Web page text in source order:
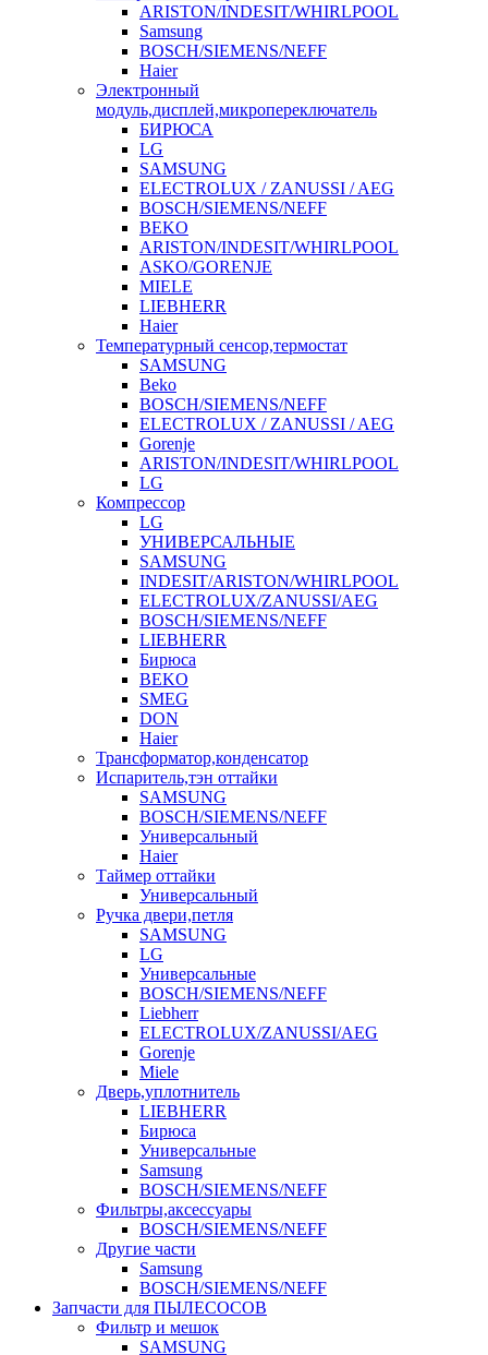
ARISTON/INDESIT/WHIRLPOOL
Samsung
BOSCH/SIEMENS/NEFF
Haier
Электронный
модуль,дисплей,микропереключатель
БИРЮСА
LG
SAMSUNG
ELECTROLUX / ZANUSSI / AEG
BOSCH/SIEMENS/NEFF
BEKO
ARISTON/INDESIT/WHIRLPOOL
ASKO/GORENJE
MIELE
LIEBHERR
Haier
Температурный сенсор,термостат
SAMSUNG
Beko
BOSCH/SIEMENS/NEFF
ELECTROLUX / ZANUSSI / AEG
Gorenje
ARISTON/INDESIT/WHIRLPOOL
LG
Компрессор
LG
УНИВЕРСАЛЬНЫЕ
SAMSUNG
INDESIT/ARISTON/WHIRLPOOL
ELECTROLUX/ZANUSSI/AEG
BOSCH/SIEMENS/NEFF
LIEBHERR
Бирюса
BEKO
SMEG
DON
Haier
Трансформатор,конденсатор
Испаритель,тэн оттайки
SAMSUNG
BOSCH/SIEMENS/NEFF
Универсальный
Haier
Таймер оттайки
Универсальный
Ручка двери,петля
SAMSUNG
LG
Универсальные
BOSCH/SIEMENS/NEFF
Liebherr
ELECTROLUX/ZANUSSI/AEG
Gorenje
Miele
Дверь,уплотнитель
LIEBHERR
Бирюса
Универсальные
Samsung
BOSCH/SIEMENS/NEFF
Фильтры,аксессуары
BOSCH/SIEMENS/NEFF
Другие части
Samsung
BOSCH/SIEMENS/NEFF
Запчасти для ПЫЛЕСОСОВ
Фильтр и мешок
SAMSUNG